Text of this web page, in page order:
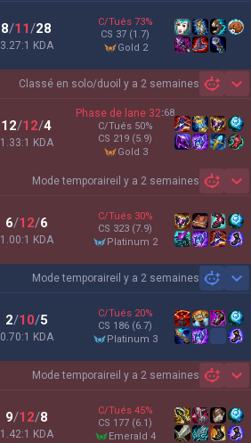
8/11/28
3.27:1 KDA
C/Tués 73%
CS 37 (1.7)
gold 2
Classé en solo/duoil y a 2 semaines
12/12/4
1.33:1 KDA
Phase de lane 32:68
C/Tués 50%
CS 219 (5.9)
gold 3
Mode temporaireil y a 2 semaines
6/12/6
1.00:1 KDA
C/Tués 30%
CS 323 (7.9)
platinum 2
Mode temporaireil y a 2 semaines
2/10/5
0.70:1 KDA
C/Tués 20%
CS 186 (6.7)
platinum 3
Mode temporaireil y a 2 semaines
9/12/8
1.42:1 KDA
C/Tués 45%
CS 177 (6.1)
emerald 4